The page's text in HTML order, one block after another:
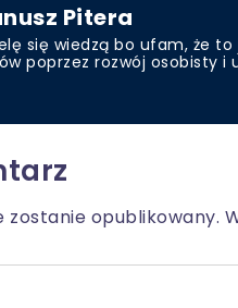
Pitera
się wiedzą bo ufam, że
poprzez rozwój osobisty i
zostanie opublikowany.